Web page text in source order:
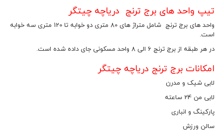
تیپ واحد های برج ترنج دریاچه چیتگر
واحد های برج ترنج شامل متراژ های 80 متری دو خوابه تا 120 متری سه خوابه
است.
در هر طبقه از برج ترنج 6 الی 8 واحد مسکونی جای داده شده است.
امکانات برج ترنج دریاچه چیتگر
لابی شیک و مدرن
لابی من 24 ساعته
پارکینگ و انباری
سالن ورزش